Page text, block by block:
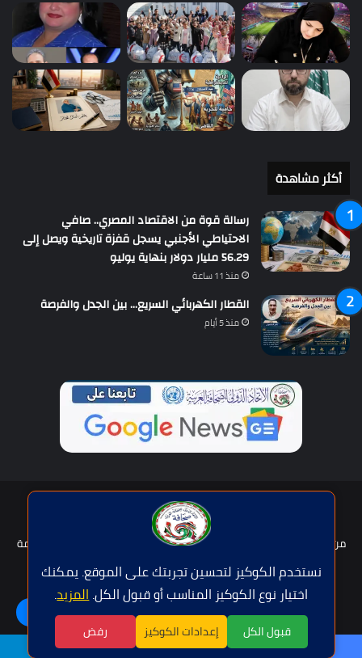
نستخدم الكوكيز لتحسين تجربتك على الموقع. يمكنك
اختيار نوع الكوكيز المناسب أو قبول الكل.المزيد.
قبول الكل إعدادات الكوكيز رفض
أكثر مشاهدة
رسالة قوة من الاقتصاد المصري.. صافي
الاحتياطي الأجنبي يسجل قفزة تاريخية ويصل إلى
56.29 مليار دولار بنهاية يوليو
منذ 11 ساعة
القطار الكهربائي السريع… بين الجدل والفرصة
منذ 5 أيام
حقوق النشر © | جميع الحقوق محفوظة للاتحاد الدولى للصحافة العربية
2026
من نحن؟
عضوية الإتحاد سياسة الخصوصية
شروط الخدمة
فيسبوكتويتر يوتيوبواتساب
اللغة | Langue